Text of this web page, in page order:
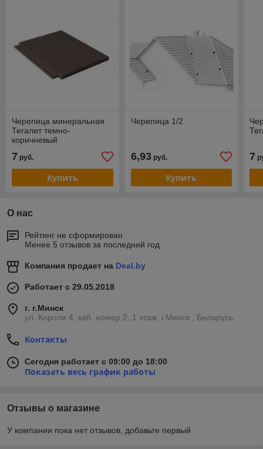
Черепица минеральная
Тегалит темно-
коричневый
7 руб.
Купить
Черепица 1/2
6,93руб.
Купить
7
О нас
Рейтинг не сформирован
Менее 5 отзывов за последний год
Компания продает на Deal.by
Работает с 29.05.2018
г. г.Минск
ул. Короля 4, каб. номер 2. 1 этаж, г.Минск , Беларусь
Контакты
Сегодня работает с 09:00 до 18:00
Показать весь график работы
Отзывы о магазине
У компании пока нет отзывов, добавьте первый